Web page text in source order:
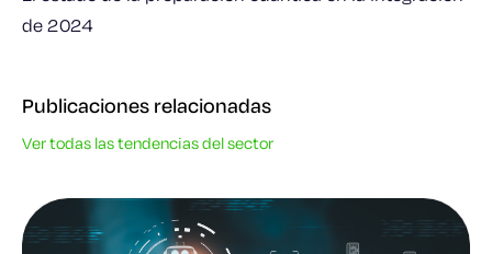
de 2024
Publicaciones relacionadas
Ver todas las tendencias del sector